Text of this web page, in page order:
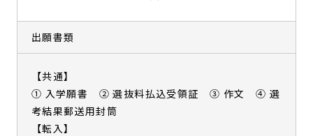
出願書類
【共通】
① 入学願書 ② 選抜料払込受領証 ③ 作文 ④ 選
考結果郵送用封筒
【転入】